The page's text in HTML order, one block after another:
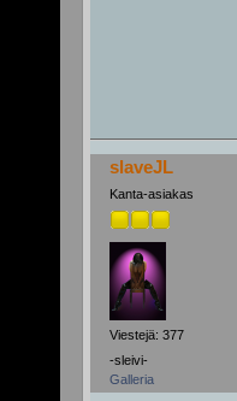
slaveJL
Kanta-asiakas
Viestejä: 377
-sleivi-
Galleria